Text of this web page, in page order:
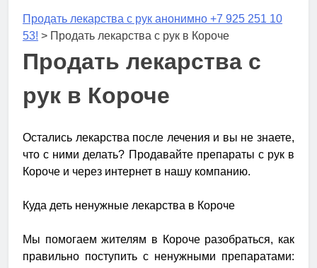
Продать лекарства с рук анонимно +7 925 251 10
53! > Продать лекарства с рук в Короче
Продать лекарства с
рук в Короче
Остались лекарства после лечения и вы не знаете,
что с ними делать? Продавайте препараты с рук в
Короче и через интернет в нашу компанию.
Куда деть ненужные лекарства в Короче
Мы помогаем жителям в Короче разобраться, как
правильно поступить с ненужными препаратами: